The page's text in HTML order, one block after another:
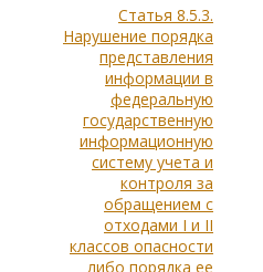
Статья 8.5.3.
Нарушение порядка
представления
информации в
федеральную
государственную
информационную
систему учета и
контроля за
обращением с
отходами I и II
классов опасности
либо порядка ее